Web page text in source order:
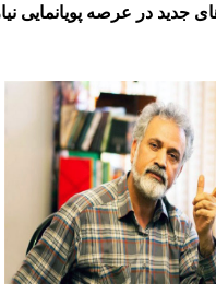
در عرصه پویانمایی نیاز